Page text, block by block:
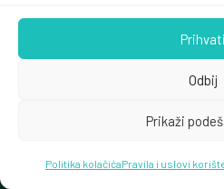
Prihvati
Odbij
Prikaži
Politika kolačićaPravila i uslovi
A post shared by samo.ba
omogućili ovaj